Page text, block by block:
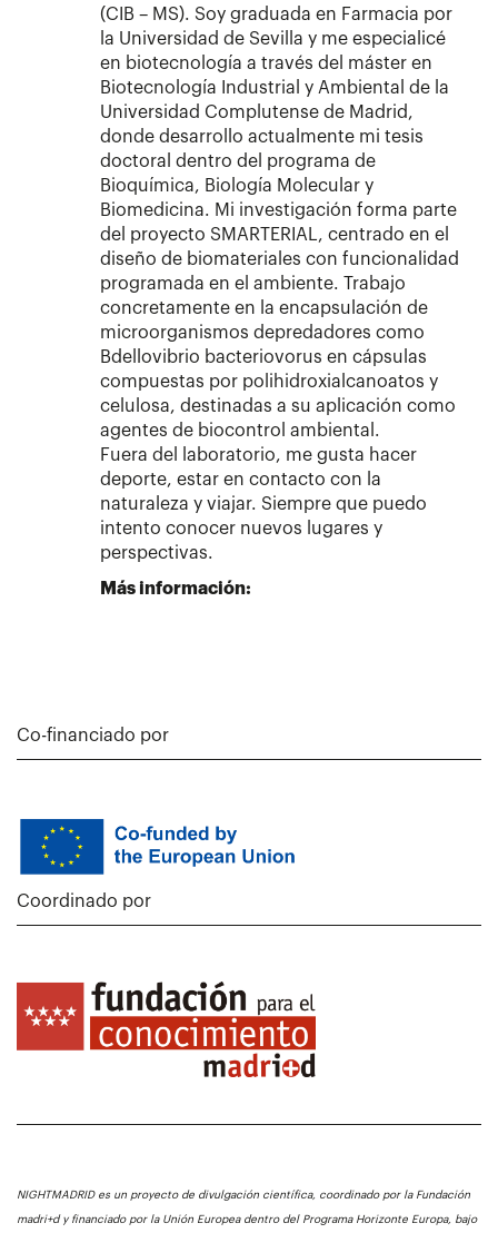
(CIB – MS). Soy graduada en Farmacia por
la Universidad de Sevilla y me especialicé
en biotecnología a través del máster en
Biotecnología Industrial y Ambiental de la
Universidad Complutense de Madrid,
donde desarrollo actualmente mi tesis
doctoral dentro del programa de
Bioquímica, Biología Molecular y
Biomedicina. Mi investigación forma parte
del proyecto SMARTERIAL, centrado en el
diseño de biomateriales con funcionalidad
programada en el ambiente. Trabajo
concretamente en la encapsulación de
microorganismos depredadores como
Bdellovibrio bacteriovorus en cápsulas
compuestas por polihidroxialcanoatos y
celulosa, destinadas a su aplicación como
agentes de biocontrol ambiental.
Fuera del laboratorio, me gusta hacer
deporte, estar en contacto con la
naturaleza y viajar. Siempre que puedo
intento conocer nuevos lugares y
perspectivas.
Más información:
Co-financiado por
Coordinado por
NIGHTMADRID es un proyecto de divulgación científica, coordinado por la Fundación
madri+d y financiado por la Unión Europea dentro del Programa Horizonte Europa, bajo